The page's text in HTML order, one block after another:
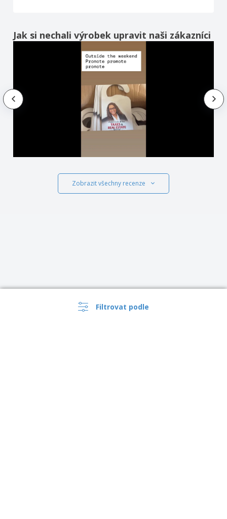
Filtrovat podle
Jak si nechali výrobek upravit naši zákazníci
Zobrazit všechny recenze